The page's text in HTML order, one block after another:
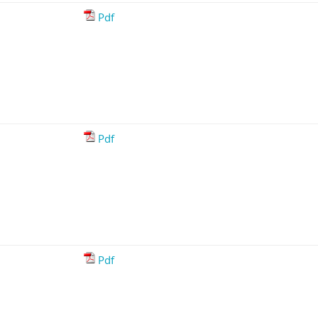
Pdf
Pdf
Pdf